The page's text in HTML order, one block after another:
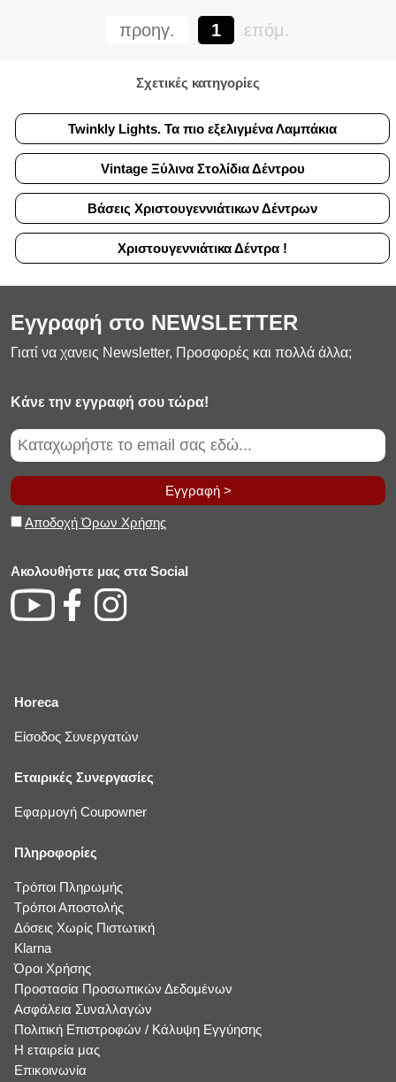
προηγ. 1 επόμ.
Σχετικές κατηγορίες
Twinkly Lights. Τα πιο εξελιγμένα Λαμπάκια
Vintage Ξύλινα Στολίδια Δέντρου
Βάσεις Χριστουγεννιάτικων Δέντρων
Χριστουγεννιάτικα Δέντρα !
Εγγραφή στο NEWSLETTER
Γιατί να χανεις Newsletter, Προσφορές και πολλά άλλα;
Κάνε την εγγραφή σου τώρα!
Εγγραφή >
Αποδοχή Όρων Χρήσης
Ακολουθήστε μας στα Social
Horeca
Είσοδος Συνεργατών
Εταιρικές Συνεργασίες
Εφαρμογή Coupowner
Πληροφορίες
Τρόποι Πληρωμής
Τρόποι Αποστολής
Δόσεις Χωρίς Πιστωτική
Klarna
Όροι Χρήσης
Προστασία Προσωπικών Δεδομένων
Ασφάλεια Συναλλαγών
Πολιτική Επιστροφών / Κάλυψη Εγγύησης
Η εταιρεία μας
Επικοινωνία